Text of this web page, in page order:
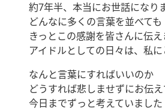
約7年半、本当にお世話になり
どんなに多くの言葉を並べても
きっとこの感謝を皆さんに伝
アイドルとしての日々は、私
なんと言葉にすればいいのか
どうすれば悲しませずにお伝
今日までずっと考えていました